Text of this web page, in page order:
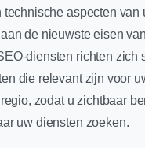
technische aspecten van
de nieuwste eisen
diensten richten zich
die relevant zijn voor
zodat u zichtbaar
uw diensten zoeken.